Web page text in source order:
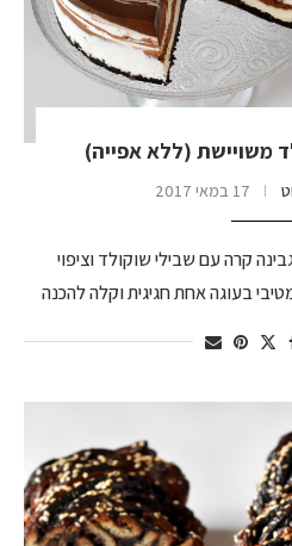
משויישת (ללא אפייה)
17 במאי 2017
קרה עם שבילי שוקולד וציפוי
בעוגה אחת חגיגית וקלה להכנה